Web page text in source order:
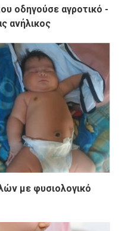
οδηγούσε αγροτικό -
ανήλικος
με φυσιολογικό